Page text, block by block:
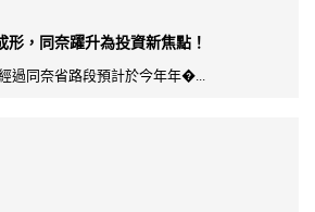
形，同奈躍升為投資新焦點！
過同奈省路段預計於今年年�...